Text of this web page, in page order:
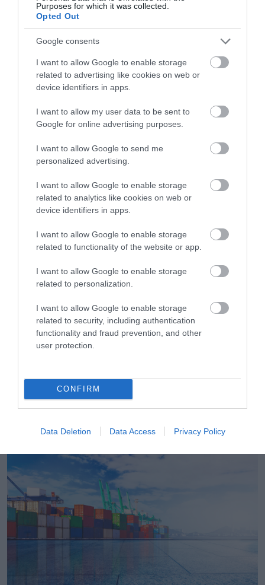
Purposes for which it was collected.
Opted Out
Google consents
I want to allow Google to enable storage
related to advertising like cookies on web or
device identifiers in apps.
I want to allow my user data to be sent to
Google for online advertising purposes.
I want to allow Google to send me
personalized advertising.
I want to allow Google to enable storage
related to analytics like cookies on web or
device identifiers in apps.
I want to allow Google to enable storage
related to functionality of the website or app.
I want to allow Google to enable storage
related to personalization.
I want to allow Google to enable storage
related to security, including authentication
functionality and fraud prevention, and other
user protection.
CONFIRM
Data Deletion Data Access Privacy Policy
Αυγούστου – Πώς θα ενεργοποιείται
07.08.2026
Πώς αμείβονται όσοι εργαστούν τον
Δεκαπενταύγουστο
ΕΒΕΠ: Συνάντηση συνεργασίας με τον Τάκη